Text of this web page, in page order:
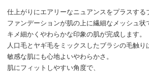
仕上がりにエアリーなニュアンスをプラスする
ファンデーションが肌の上に繊細なメッシュ状
キメ細かくやわらかな印象の肌が完成します。
人口毛とヤギ毛をミックスしたブラシの毛触り
敏感な肌にも心地よいやわらかさ。
肌にフィットしやすい角度で、